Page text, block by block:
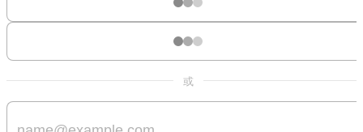
或